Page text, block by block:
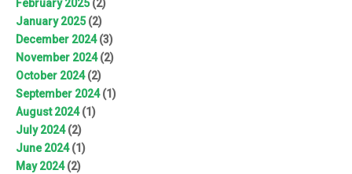
February 2025(2)
January 2025(2)
December 2024(3)
November 2024(2)
October 2024(2)
September 2024(1)
August 2024(1)
July 2024(2)
June 2024(1)
May 2024(2)